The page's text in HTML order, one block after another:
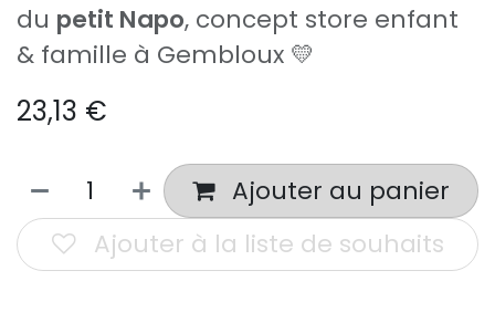
du petit Napo, concept store enfant
& famille à Gembloux 💛
23,13 €
Ajouter au panier
Ajouter à la liste de souhaits